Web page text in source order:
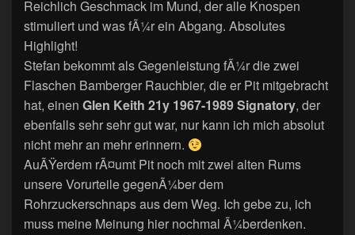
Reichlich Geschmack im Mund, der alle Knospen
stimuliert und was fÃ¼r ein Abgang. Absolutes
Highlight!
Stefan bekommt als Gegenleistung fÃ¼r die zwei
Flaschen Bamberger Rauchbier, die er Pit mitgebracht
hat, einen Glen Keith 21y 1967-1989 Signatory, der
ebenfalls sehr sehr gut war, nur kann ich mich absolut
nicht mehr an mehr erinnern.
AuÃŸerdem rÃ¤umt Pit noch mit zwei alten Rums
unsere Vorurteile gegenÃ¼ber dem
Rohrzuckerschnaps aus dem Weg. Ich gebe zu, ich
muss meine Meinung hier nochmal Ã¼berdenken.